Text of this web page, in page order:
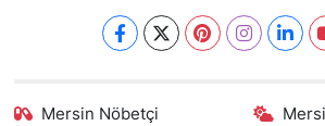
Mersin Nöbetçi